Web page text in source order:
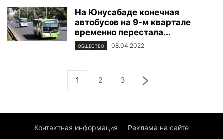
На Юнусабаде конечная
автобусов на 9-м квартале
временно перестала...
ОБЩЕСТВО 08.04.2022
1 2 3
Контактная информация Реклама на сайте